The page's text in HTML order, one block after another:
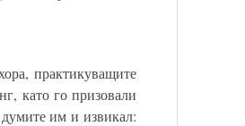
практикуващите
като го призовали
им и извикал: